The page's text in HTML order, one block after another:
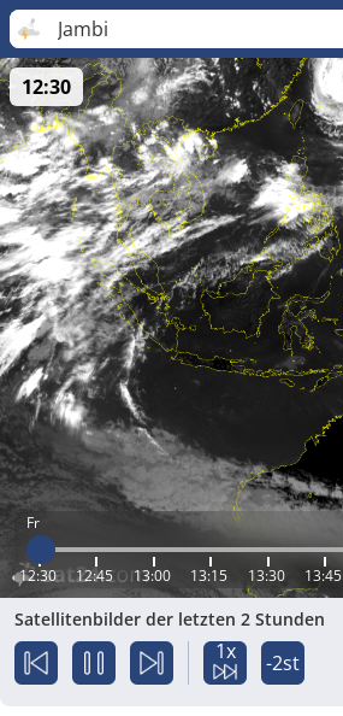
Jambi
Fr
12:30 12:45 13:00 13:15 13:30 13:45
12:30
Satellitenbilder der letzten 2 Stunden
1x -2st